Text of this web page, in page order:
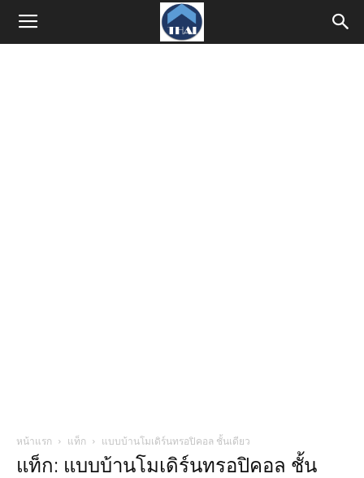
หน้าแรก แท็ก แบบบ้านโมเดิร์นทรอปิคอล ชั้นเดียว
แท็ก: แบบบ้านโมเดิร์นทรอปิคอล ชั้น